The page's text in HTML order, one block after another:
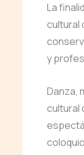
La
cultural
y
Danza,
cultural